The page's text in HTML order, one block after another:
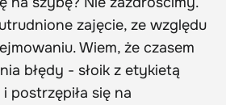
zajęcie, ze względu
Wiem, że czasem
błędy - słoik z etykietą
postrzępiła się na